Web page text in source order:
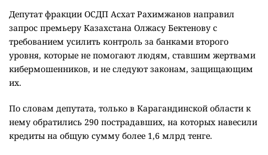
Депутат фракции ОСДП Асхат Рахимжанов направил
запрос премьеру Казахстана Олжасу Бектенову с
требованием усилить контроль за банками второго
уровня, которые не помогают людям, ставшим жертвами
кибермошенников, и не следуют законам, защищающим
их.
По словам депутата, только в Карагандинской области к
нему обратились 290 пострадавших, на которых навесили
кредиты на общую сумму более 1,6 млрд тенге.